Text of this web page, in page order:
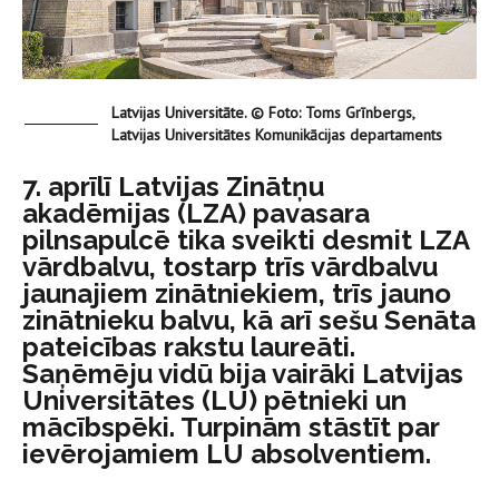
Latvijas Universitāte. © Foto: Toms Grīnbergs,
Latvijas Universitātes Komunikācijas departaments
7. aprīlī Latvijas Zinātņu
akadēmijas (LZA) pavasara
pilnsapulcē tika sveikti desmit LZA
vārdbalvu, tostarp trīs vārdbalvu
jaunajiem zinātniekiem, trīs jauno
zinātnieku balvu, kā arī sešu Senāta
pateicības rakstu laureāti.
Saņēmēju vidū bija vairāki Latvijas
Universitātes (LU) pētnieki un
mācībspēki. Turpinām stāstīt par
ievērojamiem LU absolventiem.